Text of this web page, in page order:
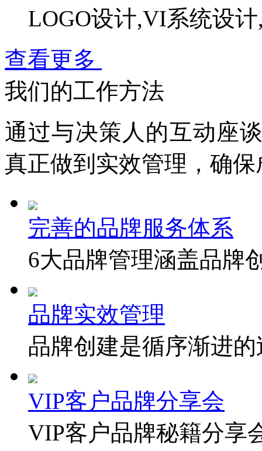
LOGO设计,VI系统设
查看更多
我们的工作方法
通过与决策人的互动座
真正做到实效管理，确保
完善的品牌服务体系
6大品牌管理涵盖品牌
品牌实效管理
品牌创建是循序渐进
VIP客户品牌分享会
VIP客户品牌秘籍分享